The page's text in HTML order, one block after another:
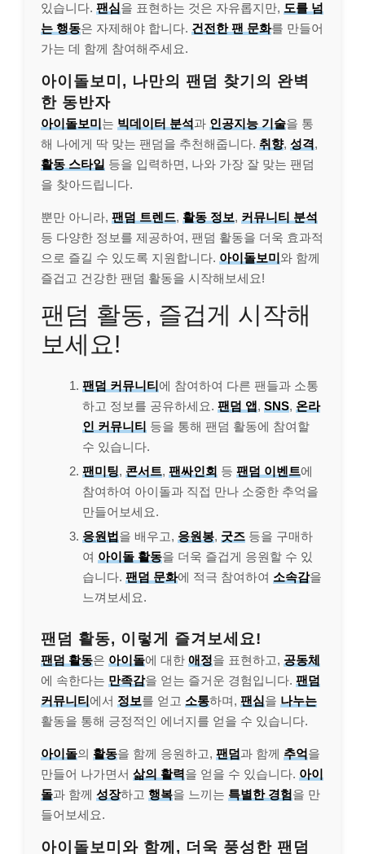
있습니다. 팬심을 표현하는 것은 자유롭지만, 도를 넘
는 행동은 자제해야 합니다. 건전한 팬 문화를 만들어
가는 데 함께 참여해주세요.
아이돌보미, 나만의 팬덤 찾기의 완벽
한 동반자
아이돌보미는 빅데이터 분석과 인공지능 기술을 통
해 나에게 딱 맞는 팬덤을 추천해줍니다. 취향, 성격,
활동 스타일 등을 입력하면, 나와 가장 잘 맞는 팬덤
을 찾아드립니다.
뿐만 아니라, 팬덤 트렌드, 활동 정보, 커뮤니티 분석
등 다양한 정보를 제공하여, 팬덤 활동을 더욱 효과적
으로 즐길 수 있도록 지원합니다. 아이돌보미와 함께
즐겁고 건강한 팬덤 활동을 시작해보세요!
팬덤 활동, 즐겁게 시작해
보세요!
팬덤 커뮤니티에 참여하여 다른 팬들과 소통
하고 정보를 공유하세요. 팬덤 앱, SNS, 온라
인 커뮤니티 등을 통해 팬덤 활동에 참여할
수 있습니다.
팬미팅, 콘서트, 팬싸인회 등 팬덤 이벤트에
참여하여 아이돌과 직접 만나 소중한 추억을
만들어보세요.
응원법을 배우고, 응원봉, 굿즈 등을 구매하
여 아이돌 활동을 더욱 즐겁게 응원할 수 있
습니다. 팬덤 문화에 적극 참여하여 소속감을
느껴보세요.
팬덤 활동, 이렇게 즐겨보세요!
팬덤 활동은 아이돌에 대한 애정을 표현하고, 공동체
에 속한다는 만족감을 얻는 즐거운 경험입니다. 팬덤
커뮤니티에서 정보를 얻고 소통하며, 팬심을 나누는
활동을 통해 긍정적인 에너지를 얻을 수 있습니다.
아이돌의 활동을 함께 응원하고, 팬덤과 함께 추억을
만들어 나가면서 삶의 활력을 얻을 수 있습니다. 아이
돌과 함께 성장하고 행복을 느끼는 특별한 경험을 만
들어보세요.
아이돌보미와 함께, 더욱 풍성한 팬덤